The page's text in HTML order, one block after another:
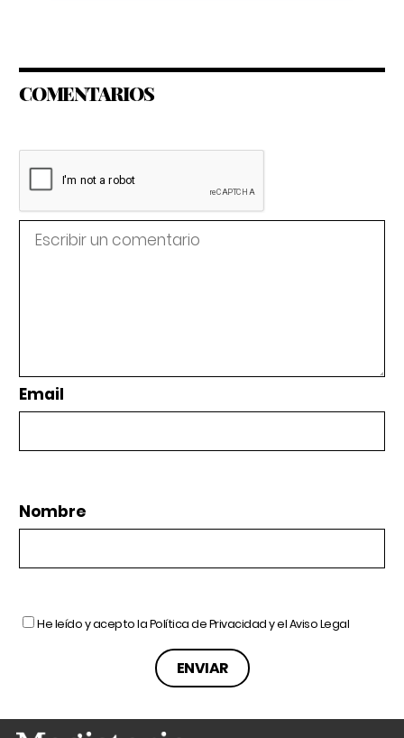
COMENTARIOS
Email
Nombre
He leído y acepto laPolítica de Privacidady elAviso Legal